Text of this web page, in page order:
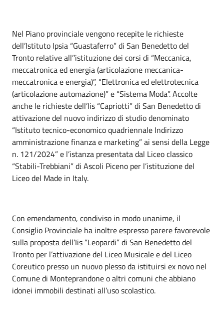
Nel Piano provinciale vengono recepite le richieste
dell’Istituto Ipsia “Guastaferro” di San Benedetto del
Tronto relative all’’istituzione dei corsi di “Meccanica,
meccatronica ed energia (articolazione meccanica-
meccatronica e energia)”, “Elettronica ed elettrotecnica
(articolazione automazione)” e “Sistema Moda”. Accolte
anche le richieste dell’Iis “Capriotti” di San Benedetto di
attivazione del nuovo indirizzo di studio denominato
“Istituto tecnico-economico quadriennale Indirizzo
amministrazione finanza e marketing” ai sensi della Legge
n. 121/2024” e l’istanza presentata dal Liceo classico
“Stabili-Trebbiani” di Ascoli Piceno per l’istituzione del
Liceo del Made in Italy.
Con emendamento, condiviso in modo unanime, il
Consiglio Provinciale ha inoltre espresso parere favorevole
sulla proposta dell’Iis “Leopardi” di San Benedetto del
Tronto per l’attivazione del Liceo Musicale e del Liceo
Coreutico presso un nuovo plesso da istituirsi ex novo nel
Comune di Monteprandone o altri comuni che abbiano
idonei immobili destinati all’uso scolastico.